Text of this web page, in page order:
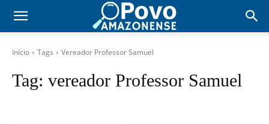
Início Tags Vereador Professor Samuel
Tag: vereador Professor Samuel